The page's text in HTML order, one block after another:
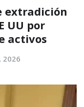
extradición
UU por
activos
2026